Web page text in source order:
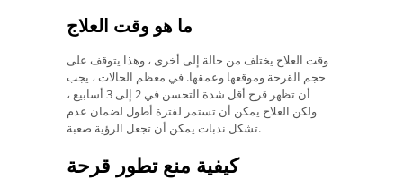
ما هو وقت العلاج
وقت العلاج يختلف من حالة إلى أخرى ، وهذا يتوقف على
حجم القرحة وموقعها وعمقها. في معظم الحالات ، يجب
أن تظهر قرح أقل شدة التحسن في 2 إلى 3 أسابيع ،
ولكن العلاج يمكن أن تستمر لفترة أطول لضمان عدم
تشكل ندبات يمكن أن تجعل الرؤية صعبة.
كيفية منع تطور قرحة